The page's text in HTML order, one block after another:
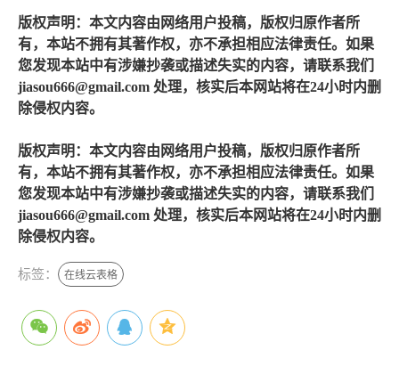
版权声明：本文内容由网络用户投稿，版权归原作者所
有，本站不拥有其著作权，亦不承担相应法律责任。如果
您发现本站中有涉嫌抄袭或描述失实的内容，请联系我们
jiasou666@gmail.com 处理，核实后本网站将在24小时内删
除侵权内容。
版权声明：本文内容由网络用户投稿，版权归原作者所
有，本站不拥有其著作权，亦不承担相应法律责任。如果
您发现本站中有涉嫌抄袭或描述失实的内容，请联系我们
jiasou666@gmail.com 处理，核实后本网站将在24小时内删
除侵权内容。
标签： 在线云表格